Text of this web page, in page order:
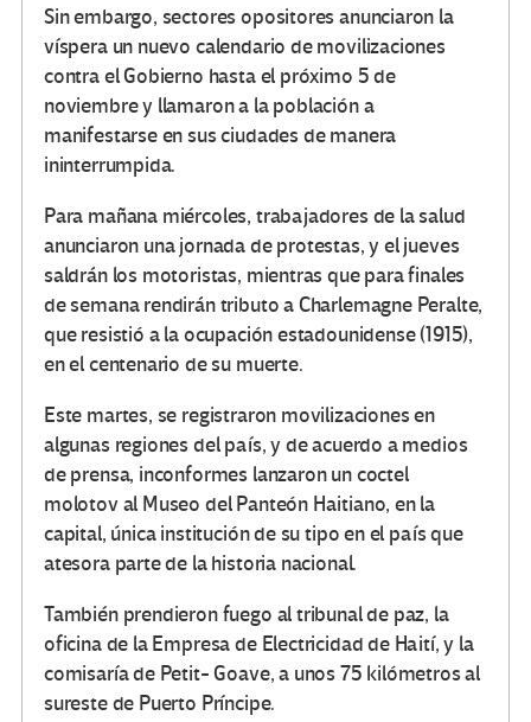
Sin embargo, sectores opositores anunciaron la
víspera un nuevo calendario de movilizaciones
contra el Gobierno hasta el próximo 5 de
noviembre y llamaron a la población a
manifestarse en sus ciudades de manera
ininterrumpida.
Para mañana miércoles, trabajadores de la salud
anunciaron una jornada de protestas, y el jueves
saldrán los motoristas, mientras que para finales
de semana rendirán tributo a Charlemagne Peralte,
que resistió a la ocupación estadounidense (1915),
en el centenario de su muerte.
Este martes, se registraron movilizaciones en
algunas regiones del país, y de acuerdo a medios
de prensa, inconformes lanzaron un coctel
molotov al Museo del Panteón Haitiano, en la
capital, única institución de su tipo en el país que
atesora parte de la historia nacional.
También prendieron fuego al tribunal de paz, la
oficina de la Empresa de Electricidad de Haití, y la
comisaría de Petit- Goave, a unos 75 kilómetros al
sureste de Puerto Príncipe.